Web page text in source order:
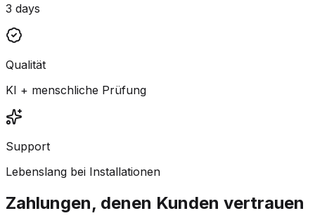
3 days
Qualität
KI + menschliche Prüfung
Support
Lebenslang bei Installationen
Zahlungen, denen Kunden vertrauen